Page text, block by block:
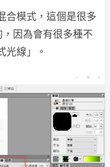
合模式，這個是很多
因為會有很多種不
光線」。